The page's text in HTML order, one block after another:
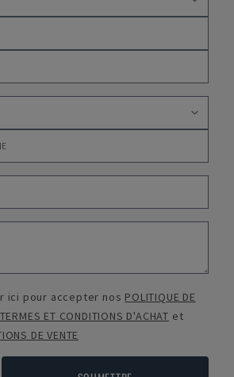
ici pour accepter nos POLITIQUE DE
TERMES ET CONDITIONS D'ACHAT et
DE VENTE